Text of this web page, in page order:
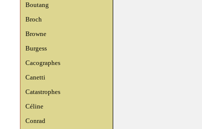
Boutang
Broch
Browne
Burgess
Cacographes
Canetti
Catastrophes
Céline
Conrad